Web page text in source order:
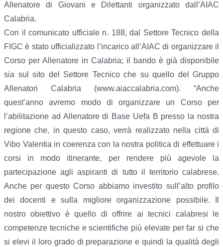
Allenatore di Giovani e Dilettanti organizzato dall’AIAC
Calabria.
Con il comunicato ufficiale n. 188, dal Settore Tecnico della
FIGC è stato ufficializzato l’incarico all’AIAC di organizzare il
Corso per Allenatore in Calabria; il bando è già disponibile
sia sul sito del Settore Tecnico che su quello del Gruppo
Allenatori Calabria (www.aiaccalabria.com). “Anche
quest’anno avremo modo di organizzare un Corso per
l’abilitazione ad Allenatore di Base Uefa B presso la nostra
regione che, in questo caso, verrà realizzato nella città di
Vibo Valentia in coerenza con la nostra politica di effettuare i
corsi in modo itinerante, per rendere più agevole la
partecipazione agli aspiranti di tutto il territorio calabrese.
Anche per questo Corso abbiamo investito sull’alto profilo
dei docenti e sulla migliore organizzazione possibile. Il
nostro obiettivo è quello di offrire ai tecnici calabresi le
competenze tecniche e scientifiche più elevate per far si che
si elevi il loro grado di preparazione e quindi la qualità degli